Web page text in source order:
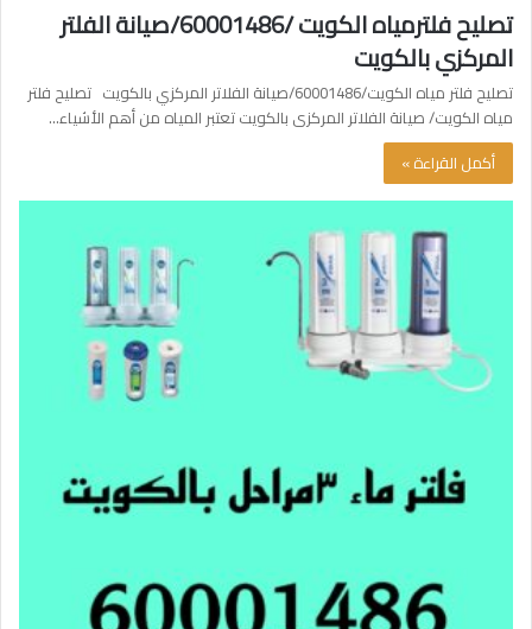
تصليح فلترمياه الكويت /60001486/صيانة الفلتر
المركزي بالكويت
تصليح فلتر مياه الكويت/60001486/صيانة الفلاتر المركزي بالكويت تصليح فلتر
مياه الكويت/ صيانة الفلاتر المركزى بالكويت تعتبر المياه من أهم الأشياء…
أكمل القراءة »